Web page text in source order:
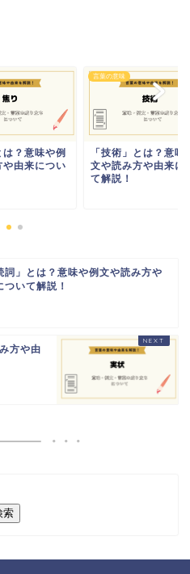
は？意味や例
や由来につい
言葉の意味
「技術」とは？意味
文や読み方や由来に
て解説！
詞」とは？意味や例文や読み方や
ついて解説！
方や由
索